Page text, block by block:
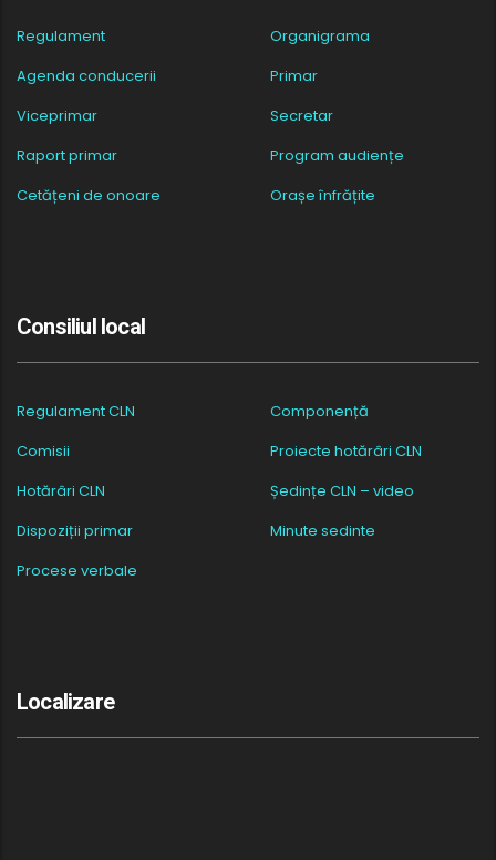
Regulament
Organigrama
Agenda conducerii
Primar
Viceprimar
Secretar
Raport primar
Program audiențe
Cetățeni de onoare
Orașe înfrățite
Consiliul local
Regulament CLN
Componență
Comisii
Proiecte hotărâri CLN
Hotărâri CLN
Ședințe CLN – video
Dispoziții primar
Minute sedinte
Procese verbale
Localizare